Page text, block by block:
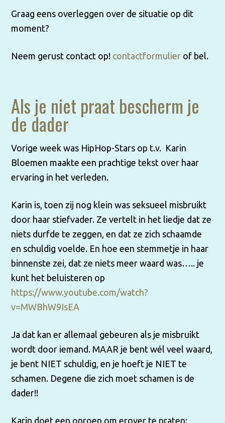
Graag eens overleggen over de situatie op dit
moment?
Neem gerust contact op! contactformulier of bel.
Als je niet praat bescherm je
de dader
Vorige week was HipHop-Stars op t.v. Karin
Bloemen maakte een prachtige tekst over haar
ervaring in het verleden.
Karin is, toen zij nog klein was seksueel misbruikt
door haar stiefvader. Ze vertelt in het liedje dat ze
niets durfde te zeggen, en dat ze zich schaamde
en schuldig voelde. En hoe een stemmetje in haar
binnenste zei, dat ze niets meer waard was….. je
kunt het beluisteren op
https://www.youtube.com/watch?
v=MWBhW9IsEA
Ja dat kan er allemaal gebeuren als je misbruikt
wordt door iemand. MAAR je bent wél veel waard,
je bent NIET schuldig, en je hoeft je NIET te
schamen. Degene die zich moet schamen is de
dader!!
Karin doet een oproep om erover te praten: